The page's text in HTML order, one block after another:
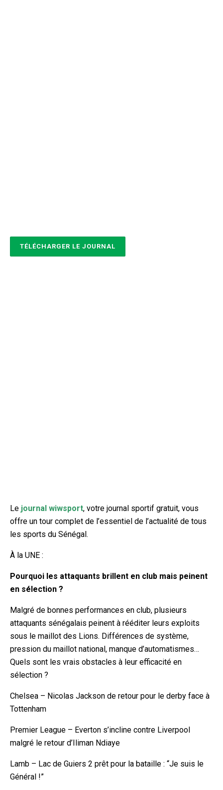
TÉLÉCHARGER LE JOURNAL
Le journal wiwsport, votre journal sportif gratuit, vous
offre un tour complet de l’essentiel de l’actualité de tous
les sports du Sénégal.
À la UNE :
Pourquoi les attaquants brillent en club mais peinent
en sélection ?
Malgré de bonnes performances en club, plusieurs
attaquants sénégalais peinent à rééditer leurs exploits
sous le maillot des Lions. Différences de système,
pression du maillot national, manque d’automatismes…
Quels sont les vrais obstacles à leur efficacité en
sélection ?
Chelsea – Nicolas Jackson de retour pour le derby face à
Tottenham
Premier League – Everton s’incline contre Liverpool
malgré le retour d’Iliman Ndiaye
Lamb – Lac de Guiers 2 prêt pour la bataille : “Je suis le
Général !”